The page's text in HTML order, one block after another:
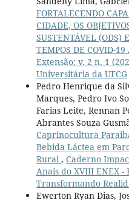
FORTALECENDO
CIDADE, OS
SUSTENTÁVEL (ODS)
TEMPOS DE COVID-19 ,
Extensão: v. 2 n. 1
Universitária da UFCG
Pedro Henrique da
Marques, Pedro Ivo
Farias Leite, Rennan
Abrantes Souza
Caprinocultura
Bebida Láctea em
Rural , Caderno
Anais do XVIII ENEX
Transformando
Ewerton Ryan Dias,